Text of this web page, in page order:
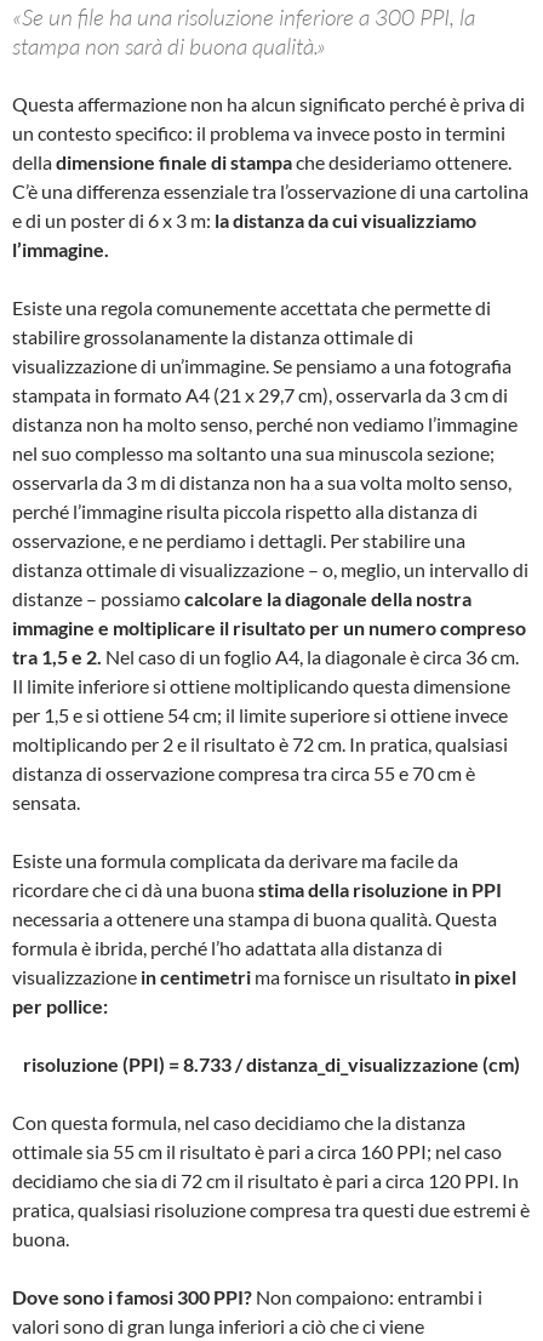
«Se un file ha una risoluzione inferiore a 300 PPI, la
stampa non sarà di buona qualità.»
Questa affermazione non ha alcun significato perché è priva di
un contesto specifico: il problema va invece posto in termini
delladimensione finale di stampache desideriamo ottenere.
C’è una differenza essenziale tra l’osservazione di una cartolina
e di un poster di 6 x 3 m: la distanza da cui visualizziamo
l’immagine.
Esiste una regola comunemente accettata che permette di
stabilire grossolanamente la distanza ottimale di
visualizzazione di un’immagine. Se pensiamo a una fotografia
stampata in formato A4 (21 x 29,7 cm), osservarla da 3 cm di
distanza non ha molto senso, perché non vediamo l’immagine
nel suo complesso ma soltanto una sua minuscola sezione;
osservarla da 3 m di distanza non ha a sua volta molto senso,
perché l’immagine risulta piccola rispetto alla distanza di
osservazione, e ne perdiamo i dettagli. Per stabilire una
distanza ottimale di visualizzazione – o, meglio, un intervallo di
distanze – possiamocalcolare la diagonale della nostra
immagine e moltiplicare il risultato per un numero compreso
tra 1,5 e 2. Nel caso di un foglio A4, la diagonale è circa 36 cm.
Il limite inferiore si ottiene moltiplicando questa dimensione
per 1,5 e si ottiene 54 cm; il limite superiore si ottiene invece
moltiplicando per 2 e il risultato è 72 cm. In pratica, qualsiasi
distanza di osservazione compresa tra circa 55 e 70 cm è
sensata.
Esiste una formula complicata da derivare ma facile da
ricordare che ci dà una buonastima della risoluzione in PPI
necessaria a ottenere una stampa di buona qualità. Questa
formula è ibrida, perché l’ho adattata alla distanza di
visualizzazione in centimetri ma fornisce un risultato in pixel
per pollice:
risoluzione (PPI) = 8.733 / distanza_di_visualizzazione (cm)
Con questa formula, nel caso decidiamo che la distanza
ottimale sia 55 cm il risultato è pari a circa 160 PPI; nel caso
decidiamo che sia di 72 cm il risultato è pari a circa 120 PPI. In
pratica, qualsiasi risoluzione compresa tra questi due estremi è
buona.
Dove sono i famosi 300 PPI? Non compaiono: entrambi i
valori sono di gran lunga inferiori a ciò che ci viene